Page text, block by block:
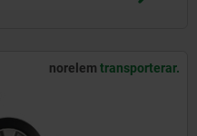
norelem transporterar.